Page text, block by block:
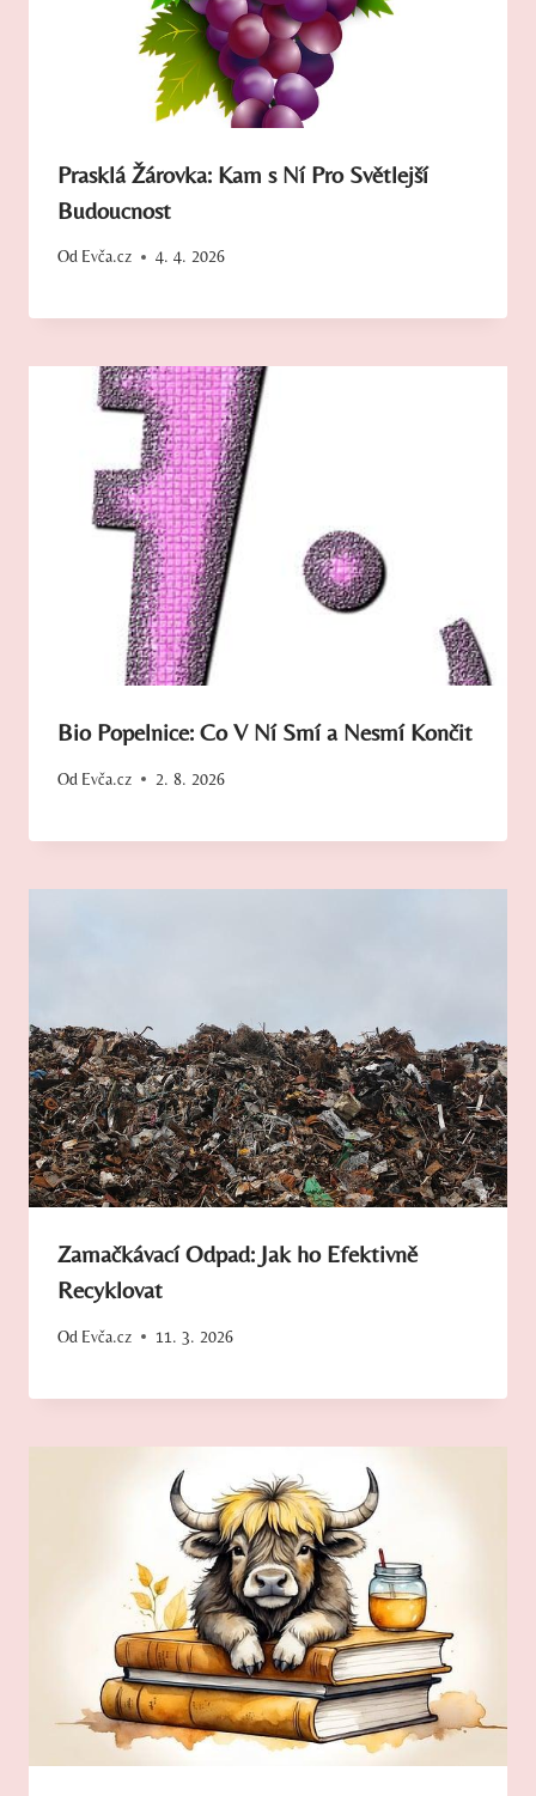
Prasklá Žárovka: Kam s Ní Pro Světlejší
Budoucnost
Od Evča.cz 4. 4. 2026
Bio Popelnice: Co V Ní Smí a Nesmí Končit
Od Evča.cz 2. 8. 2026
Zamačkávací Odpad: Jak ho Efektivně
Recyklovat
Od Evča.cz 11. 3. 2026